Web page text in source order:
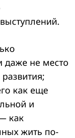
даже не место
как еще
и
как
жить по-